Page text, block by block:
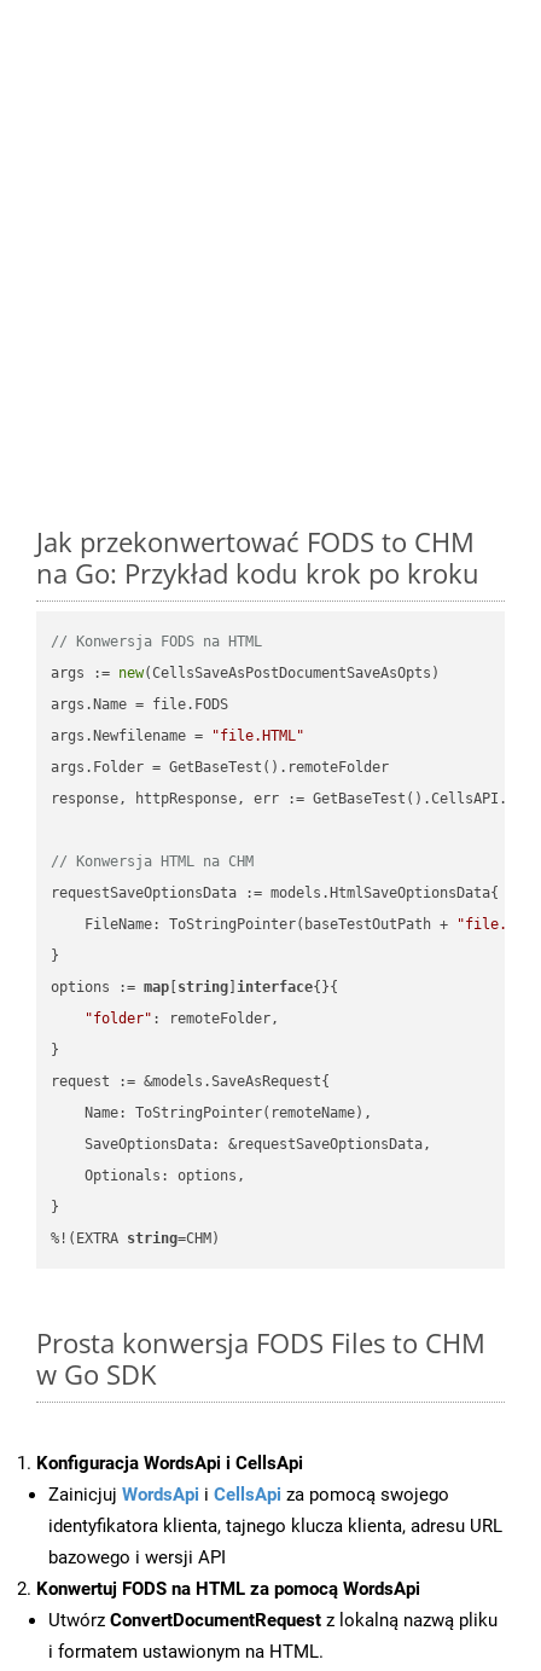
Jak przekonwertować FODS to CHM
na Go: Przykład kodu krok po kroku
// Konwersja FODS na HTML
args := new(CellsSaveAsPostDocumentSaveAsOpts)
args.Name = file.FODS
args.Newfilename =
"file.HTML"
args.Folder = GetBaseTest().remoteFolder
response, httpResponse, err :=
// Konwersja HTML na CHM
requestSaveOptionsData := models.HtmlSaveOptionsData{
    FileName: ToStringPointer(baseTestOutPath +
}
options := map string ]interface{}{
"folder" : remoteFolder,
}
request := &models.SaveAsRequest{
    Name: ToStringPointer(remoteName),
    SaveOptionsData: &requestSaveOptionsData,
    Optionals: options,
}
%!(EXTRA string=CHM)
Prosta konwersja FODS Files to CHM
w Go SDK
Konfiguracja WordsApi i CellsApi
Zainicjuj WordsApi i CellsApi za pomocą swojego
identyfikatora klienta, tajnego klucza klienta, adresu URL
bazowego i wersji API
Konwertuj FODS na HTML za pomocą WordsApi
Utwórz ConvertDocumentRequest z lokalną nazwą pliku
i formatem ustawionym na HTML.